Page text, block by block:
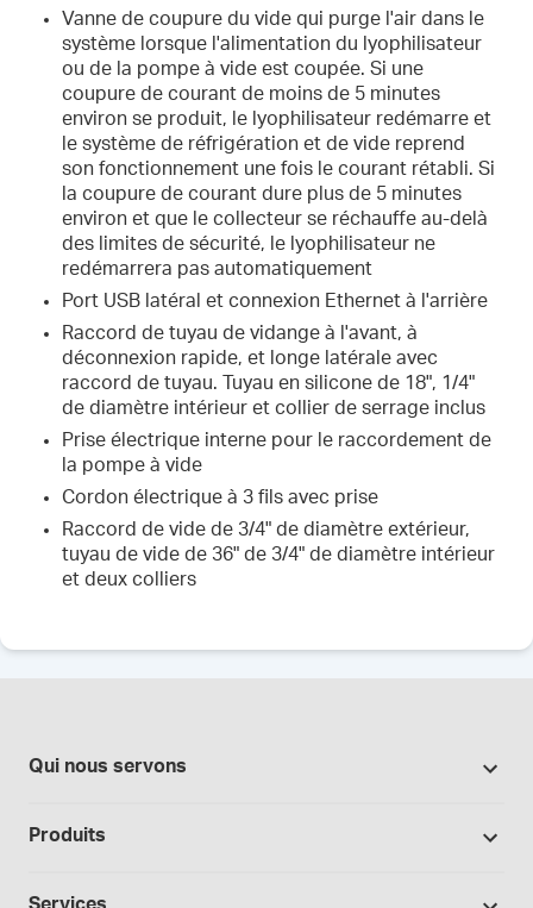
Vanne de coupure du vide qui purge l'air dans le
système lorsque l'alimentation du lyophilisateur
ou de la pompe à vide est coupée. Si une
coupure de courant de moins de 5 minutes
environ se produit, le lyophilisateur redémarre et
le système de réfrigération et de vide reprend
son fonctionnement une fois le courant rétabli. Si
la coupure de courant dure plus de 5 minutes
environ et que le collecteur se réchauffe au-delà
des limites de sécurité, le lyophilisateur ne
redémarrera pas automatiquement
Port USB latéral et connexion Ethernet à l'arrière
Raccord de tuyau de vidange à l'avant, à
déconnexion rapide, et longe latérale avec
raccord de tuyau. Tuyau en silicone de 18", 1/4"
de diamètre intérieur et collier de serrage inclus
Prise électrique interne pour le raccordement de
la pompe à vide
Cordon électrique à 3 fils avec prise
Raccord de vide de 3/4" de diamètre extérieur,
tuyau de vide de 36" de 3/4" de diamètre intérieur
et deux colliers
Qui nous servons
Fabrication sous contrat
Produits